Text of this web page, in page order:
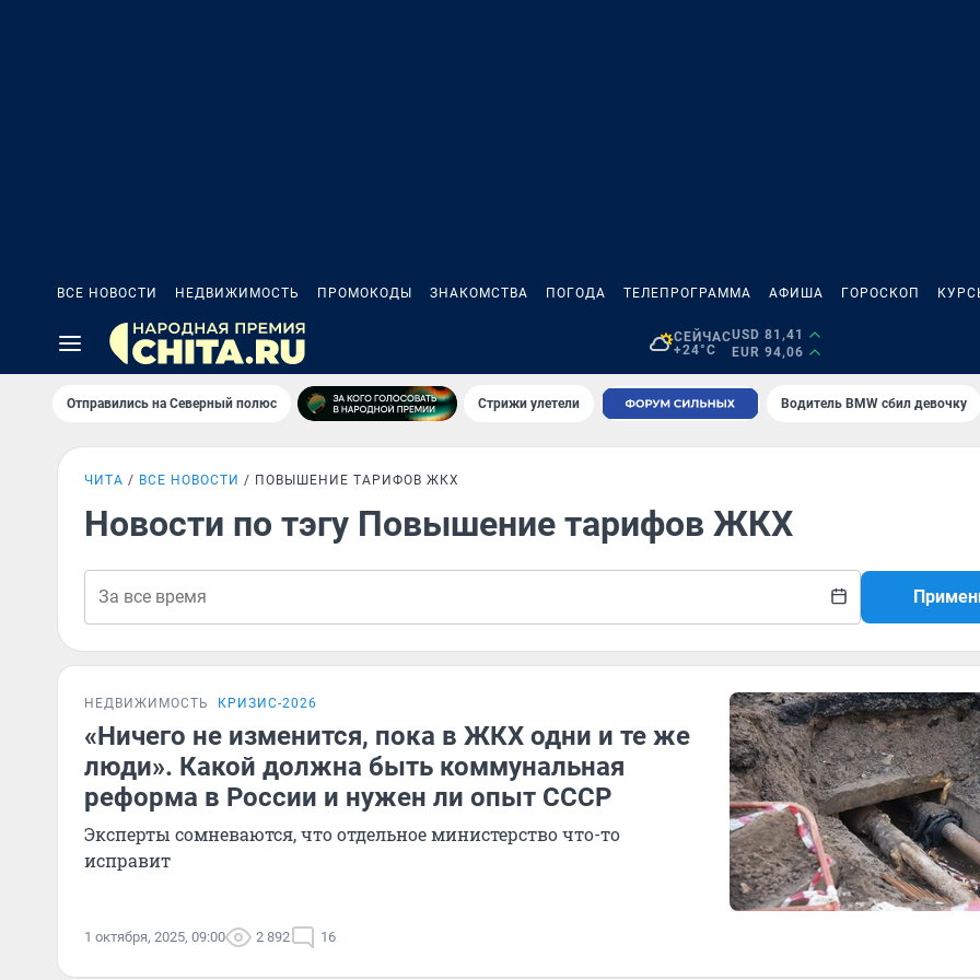
ВСЕ НОВОСТИ НЕДВИЖИМОСТЬ ПРОМОКОДЫ ЗНАКОМСТВА ПОГОДА ТЕЛЕПРОГРАММА АФИША ГОРОСКОП
СЕЙЧАС
+24°C
USD 81,41
EUR 94,06
Отправились на Северный полюс Стрижи улетели Водитель BMW сбил девочку
ЧИТА ВСЕ НОВОСТИ ПОВЫШЕНИЕ ТАРИФОВ ЖКХ
Новости по тэгу Повышение тарифов ЖКХ
НЕДВИЖИМОСТЬ КРИЗИС-2026
«Ничего не изменится, пока в ЖКХ одни и те же
люди». Какой должна быть коммунальная
реформа в России и нужен ли опыт СССР
Эксперты сомневаются, что отдельное министерство что-то
исправит
1 октября, 2025, 09:00 2 892 16